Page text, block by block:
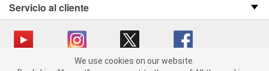
We use cookies on our website. By clicking "Accept", you consent
Servicio al cliente
We use cookies on our website.